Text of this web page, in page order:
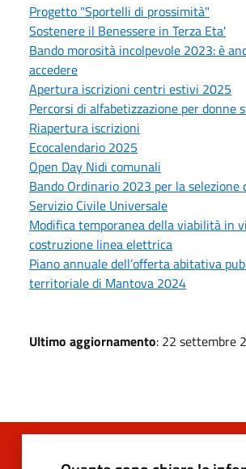
Progetto "Sportelli di prossimità"
Sostenere il Benessere in Terza Eta'
Bando morosità incolpevole 2023: è
accedere
Apertura iscrizioni centri estivi 2025
Percorsi di alfabetizzazione per donne
Riapertura iscrizioni
Ecocalendario 2025
Open Day Nidi comunali
Bando Ordinario 2023 per la selezione
Servizio Civile Universale
Modifica temporanea della viabilità in
costruzione linea elettrica
Piano annuale dell’offerta abitativa
territoriale di Mantova 2024
Ultimo aggiornamento: 22 settembre